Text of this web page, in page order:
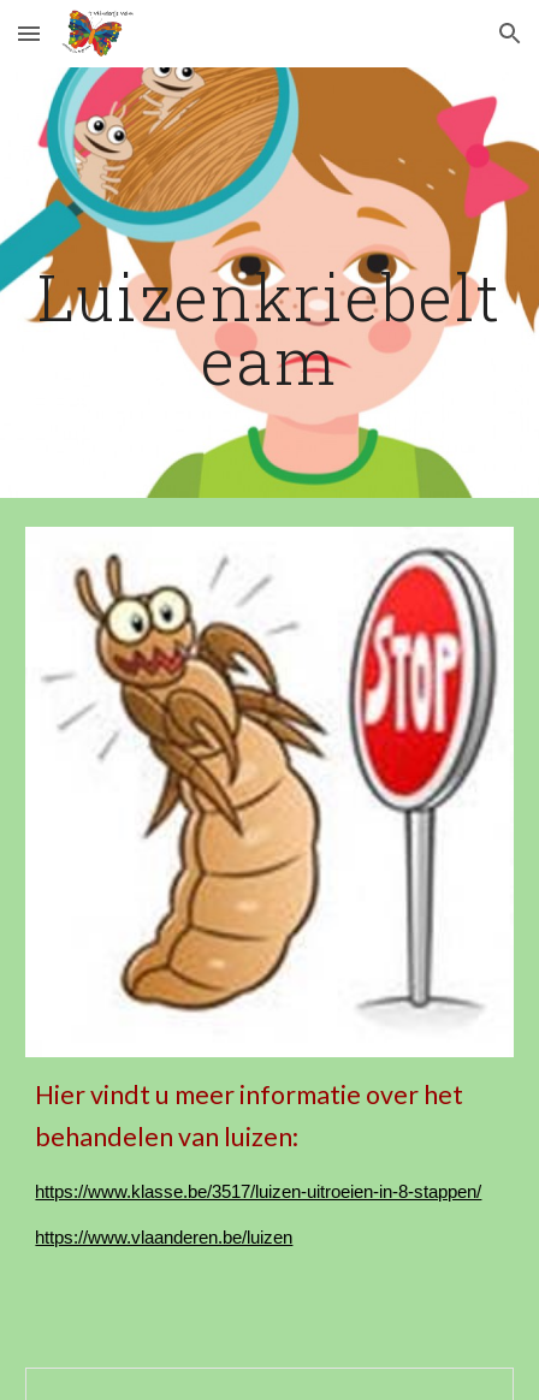
Skip to main content Skip to navigation
Luizenkriebelt
eam
Hier vindt u meer informatie over het
behandelen van luizen:
https://www.klasse.be/3517/luizen-uitroeien-in-8-stappen/
https://www.vlaanderen.be/luizen